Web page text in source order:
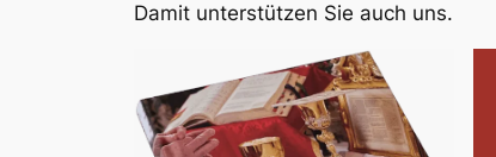
Damit unterstützen Sie auch uns.